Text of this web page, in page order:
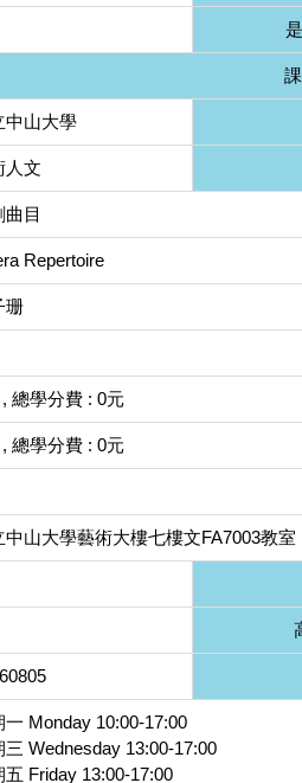
中山大學
人文
曲目
Repertoire
珊
總學分費 : 0元
總學分費 : 0元
中山大學藝術大樓七樓文FA7003教室
一 Monday 10:00-17:00
三 Wednesday 13:00-17:00
五 Friday 13:00-17:00